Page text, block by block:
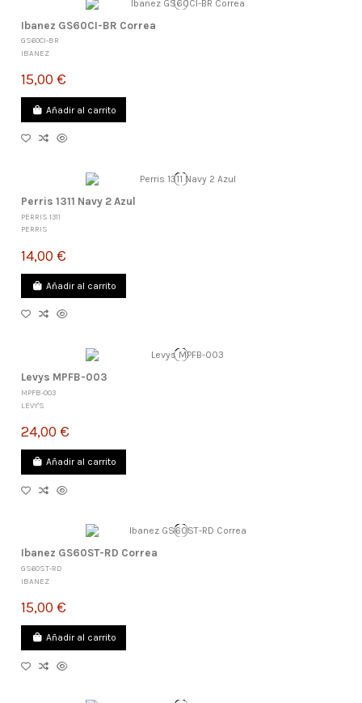
Ibanez GS60CI-BR Correa
GS60CI-BR
IBANEZ
15,00 €
Añadir al carrito
Perris 1311 Navy 2 Azul
PERRIS 1311
PERRIS
14,00 €
Añadir al carrito
Levys MPFB-003
MPFB-003
LEVY'S
24,00 €
Añadir al carrito
Ibanez GS60ST-RD Correa
GS60ST-RD
IBANEZ
15,00 €
Añadir al carrito